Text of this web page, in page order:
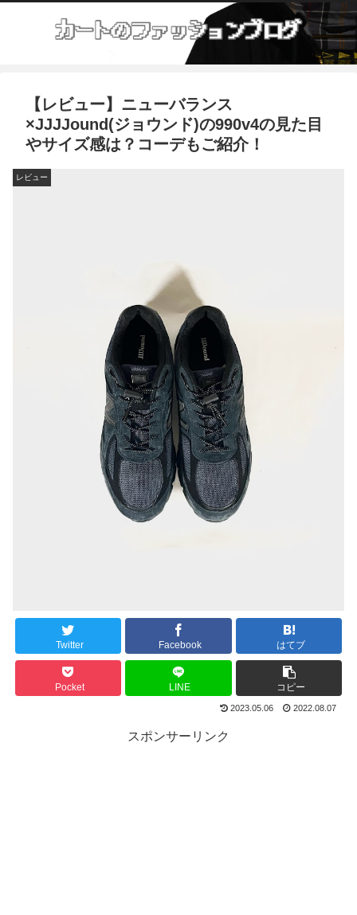
【レビュー】ニューバランス
×JJJJound(ジョウンド)の990v4の見た目
やサイズ感は？コーデもご紹介！
レビュー
Twitter Facebook はてブ
Pocket LINE コピー
2023.05.06 2022.08.07
スポンサーリンク